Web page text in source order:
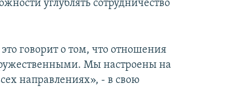
углублять сотрудничество
говорит о том, что отношения
Мы настроены на
направлениях», - в свою